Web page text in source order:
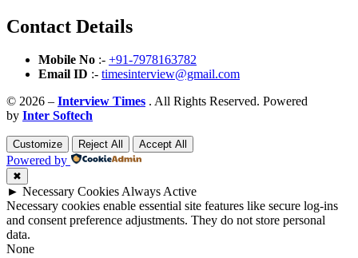
Contact Details
Mobile No :- +91-7978163782
Email ID :- timesinterview@gmail.com
© 2026 – Interview Times . All Rights Reserved. Powered
by Inter Softech
Customize Reject All Accept All
Powered by
✖
► Necessary CookiesAlways Active
Necessary cookies enable essential site features like secure log-ins
and consent preference adjustments. They do not store personal
data.
None